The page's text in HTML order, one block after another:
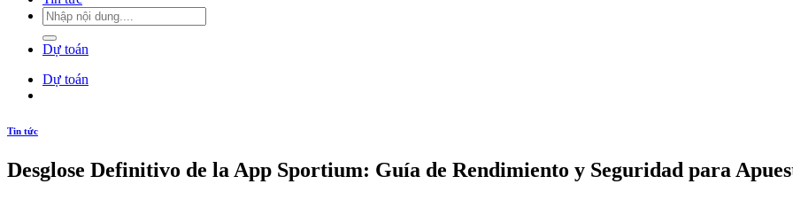
Dự toán
Dự toán
Tin tức
Desglose Definitivo de la App Sportium: Guía de Rendimiento y Seguridad para